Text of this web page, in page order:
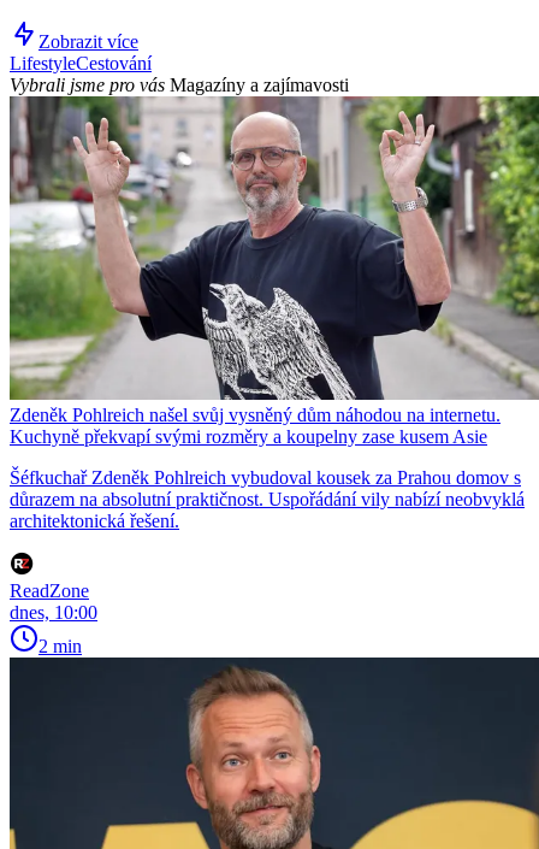
Zobrazit více
LifestyleCestování
Vybrali jsme pro vás Magazíny a zajímavosti
Zdeněk Pohlreich našel svůj vysněný dům náhodou na internetu.
Kuchyně překvapí svými rozměry a koupelny zase kusem Asie
Šéfkuchař Zdeněk Pohlreich vybudoval kousek za Prahou domov s
důrazem na absolutní praktičnost. Uspořádání vily nabízí neobvyklá
architektonická řešení.
ReadZone
dnes, 10:00
2 min